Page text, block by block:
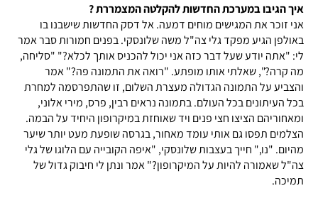
איך הגיבו במערכת החדשות להקלטה המצמררת ?
אני זוכר את המגישים מוחים דמעה. אל דסק החדשות שישבנו בו
באולפן הגיע מפקד גלי צה"ל משה שלונסקי. בפנים חמורות סבר אמר
לי: "אתה יודע שעל דבר כזה אני יכול להכניס אותך לכלא?" "סליחה,
מה קרה?", שאלתי אותו מופתע. "רואה את התמונה פה?" אמר
והצביע על התמונה הגדולה מעצרת השלום, זו שהתפרסמה למחרת
בכל העיתונים בכל העולם. בתמונה נראים רבין, פרס, מירי אלוני,
ומאחוריהם הציצו חצי פנים ויד שאוחזת במיקרופון היחיד על הבמה.
הצלמים תפסו גם אותי עומד מאחור, בגרסה שופעת מעט יותר שיער
מהיום. "נו," חייך בעצבות שלונסקי, "איפה הקובייה עם הלוגו של גלי
צה"ל שאמורה להיות על המיקרופון?" אמר ונתן לי חיבוק גדול של
תמיכה.